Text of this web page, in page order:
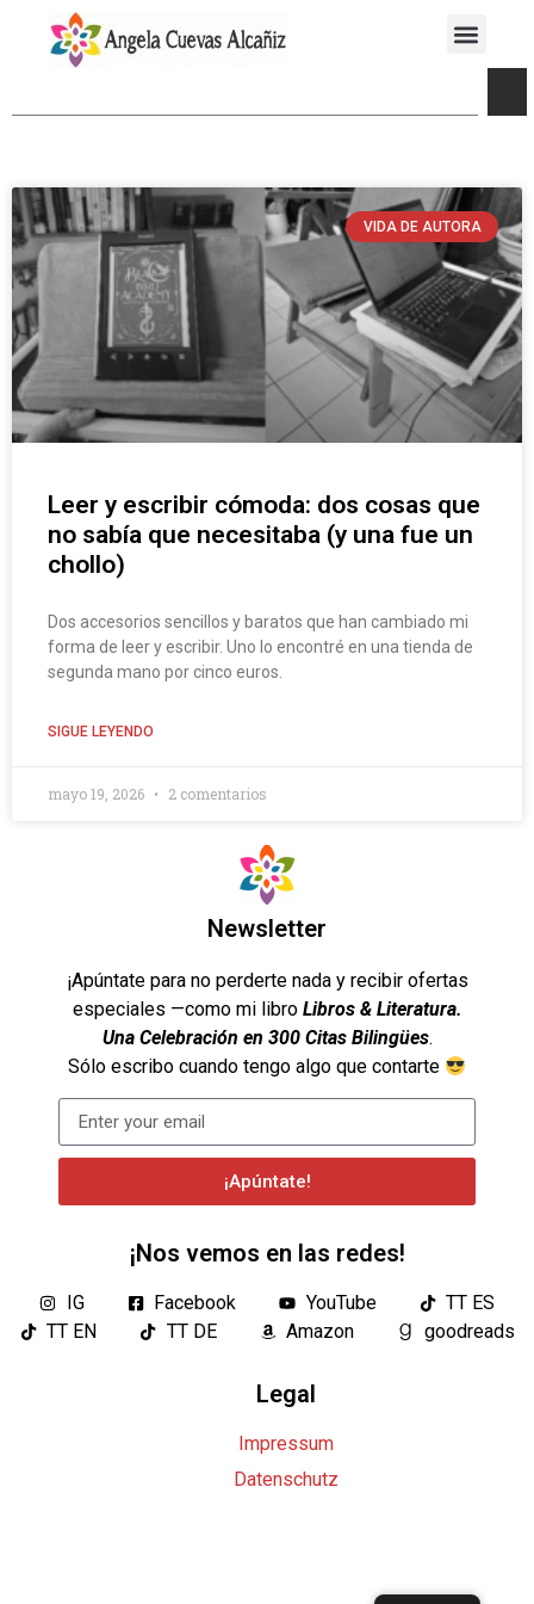
VIDA DE AUTORA
Leer y escribir cómoda: dos cosas que
no sabía que necesitaba (y una fue un
chollo)
Dos accesorios sencillos y baratos que han cambiado mi
forma de leer y escribir. Uno lo encontré en una tienda de
segunda mano por cinco euros.
SIGUE LEYENDO
mayo 19, 2026 2 comentarios
Newsletter
¡Apúntate para no perderte nada y recibir ofertas
especiales —como mi libro Libros & Literatura.
Una Celebración en 300 Citas Bilingües.
Sólo escribo cuando tengo algo que contarte
¡Apúntate!
¡Nos vemos en las redes!
IG Facebook YouTube
TT ES
TT EN
TT DE Amazon goodreads
Legal
Impressum
Datenschutz